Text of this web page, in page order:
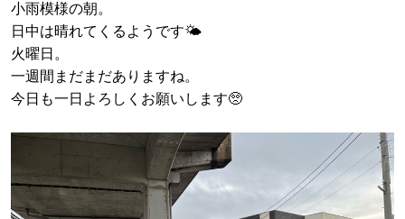
小雨模様の朝。
日中は晴れてくるようです🌤️
火曜日。
一週間まだまだありますね。
今日も一日よろしくお願いします🥺